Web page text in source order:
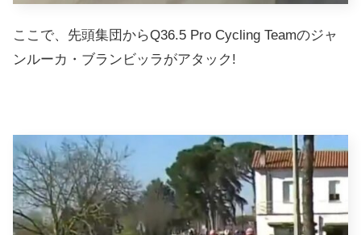
ここで、先頭集団からQ36.5 Pro Cycling Teamのジャ
ンルーカ・ブランビッラがアタック!